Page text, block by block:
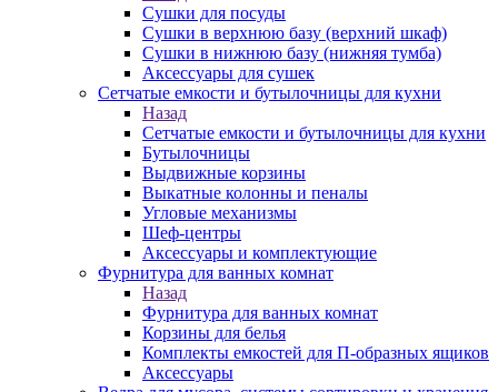
Сушки для посуды
Сушки в верхнюю базу (верхний шкаф)
Сушки в нижнюю базу (нижняя тумба)
Аксессуары для сушек
Сетчатые емкости и бутылочницы для кухни
Назад
Сетчатые емкости и бутылочницы для кухни
Бутылочницы
Выдвижные корзины
Выкатные колонны и пеналы
Угловые механизмы
Шеф-центры
Аксессуары и комплектующие
Фурнитура для ванных комнат
Назад
Фурнитура для ванных комнат
Корзины для белья
Комплекты емкостей для П-образных ящиков
Аксессуары